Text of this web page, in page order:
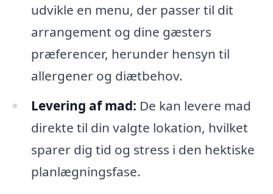
udvikle en menu, der passer til dit
arrangement og dine gæsters
præferencer, herunder hensyn til
allergener og diætbehov.
Levering af mad: De kan levere mad
direkte til din valgte lokation, hvilket
sparer dig tid og stress i den hektiske
planlægningsfase.